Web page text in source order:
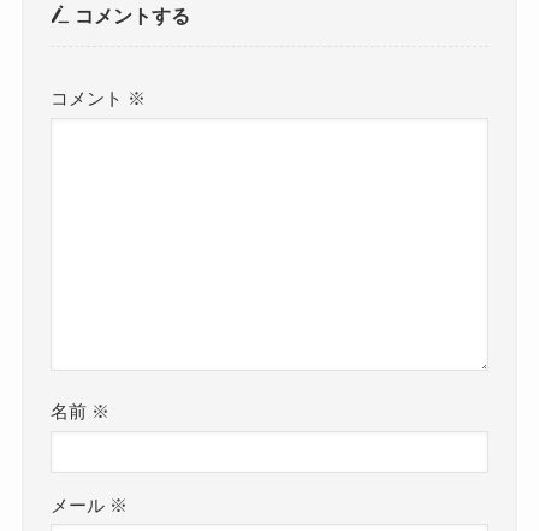
コメントする
コメント ※
名前 ※
メール ※